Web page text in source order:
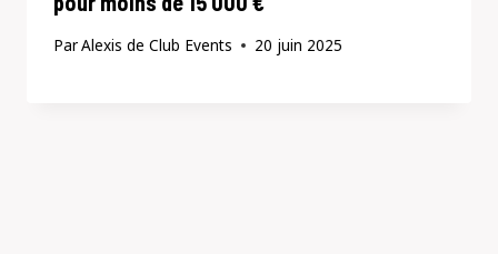
ParAlexis de Club Events 20 juin 2025